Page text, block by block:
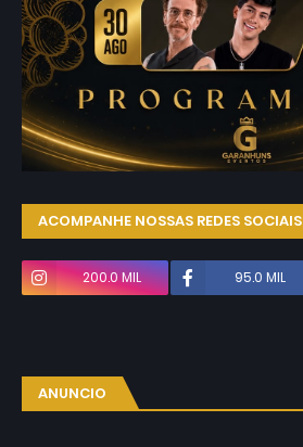
ACOMPANHE NOSSAS REDES SOCIAIS
200.0 MIL 95.0 MIL
ANUNCIO